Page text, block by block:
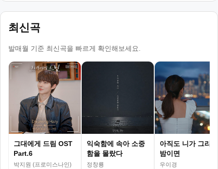
최신곡
발매월 기준 최신곡을 빠르게 확인해보세요.
그대에게 드림 OST
Part.6
박지원 (프로미스나인)
익숙함에 속아 소중
함을 몰랐다
정창룡
아직도 니가 그리운
밤이면
우이경